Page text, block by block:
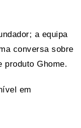
a equipa
conversa sobre
produto Ghome.
em